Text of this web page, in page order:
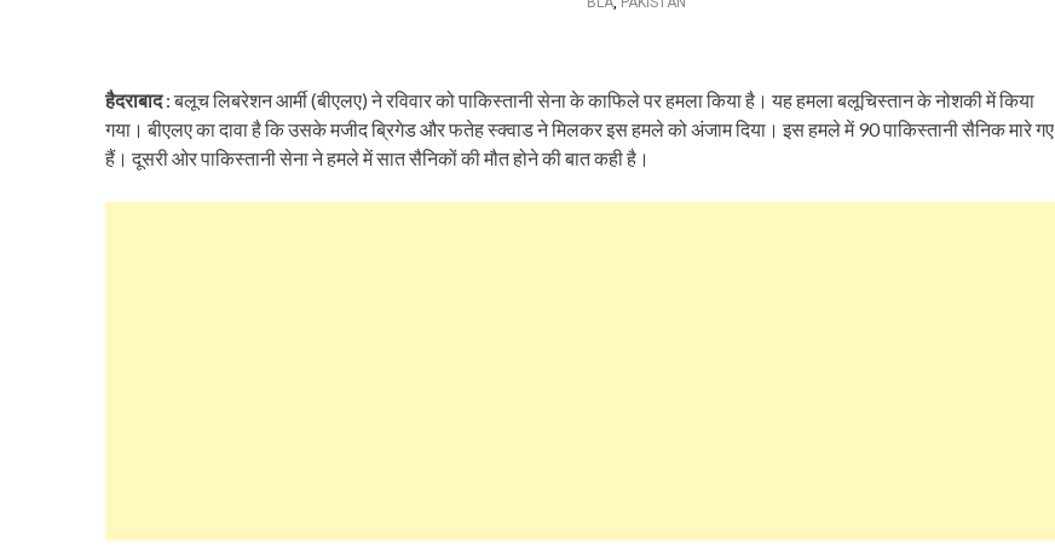
हैदराबाद: बलूच लिबरेशन आर्मी (बीएलए) ने रविवार को पाकिस्तानी सेना के काफिले पर हमला किया है। यह हमला बलूचिस्तान के नोशकी में किया
गया। बीएलए का दावा है कि उसके मजीद ब्रिगेड और फतेह स्क्वाड ने मिलकर इस हमले को अंजाम दिया। इस हमले में 90 पाकिस्तानी सैनिक मारे गए
हैं। दूसरी ओर पाकिस्तानी सेना ने हमले में सात सैनिकों की मौत होने की बात कही है।